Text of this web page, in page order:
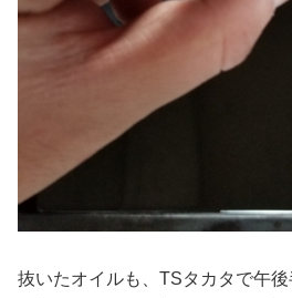
抜いたオイルも、TSタカタで午